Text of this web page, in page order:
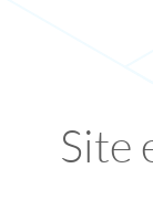
Site